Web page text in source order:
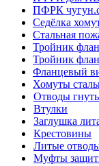
ПФРК
Седёлка
Стальная
Тройник
Тройник
Фланцевый
Хомуты
Отводы
Втулки
Заглушка
Крестовины
Литые
Муфты